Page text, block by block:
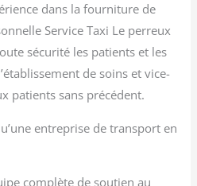
dans la fourniture de
Service Taxi Le perreux
sécurité les patients et les
de soins et vice-
patients sans précédent.
entreprise de transport en
complète de soutien au